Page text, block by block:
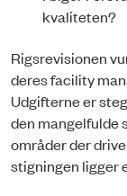
kvaliteten?
Rigsrevisionen
deres facility
Udgifterne er
den mangelfulde
områder der
stigningen ligger